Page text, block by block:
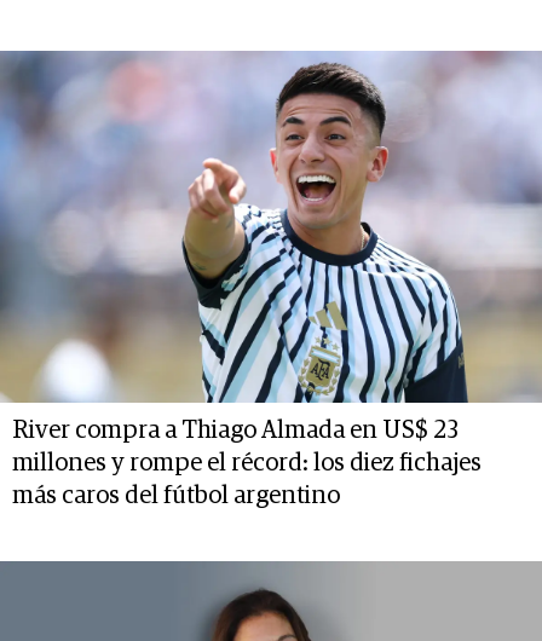
River compra a Thiago Almada en US$ 23
millones y rompe el récord: los diez fichajes
más caros del fútbol argentino